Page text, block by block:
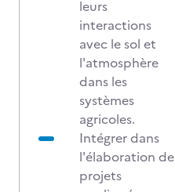
leurs
interactions
avec le sol et
l'atmosphère
dans les
systèmes
agricoles.
Intégrer dans
l'élaboration de
projets